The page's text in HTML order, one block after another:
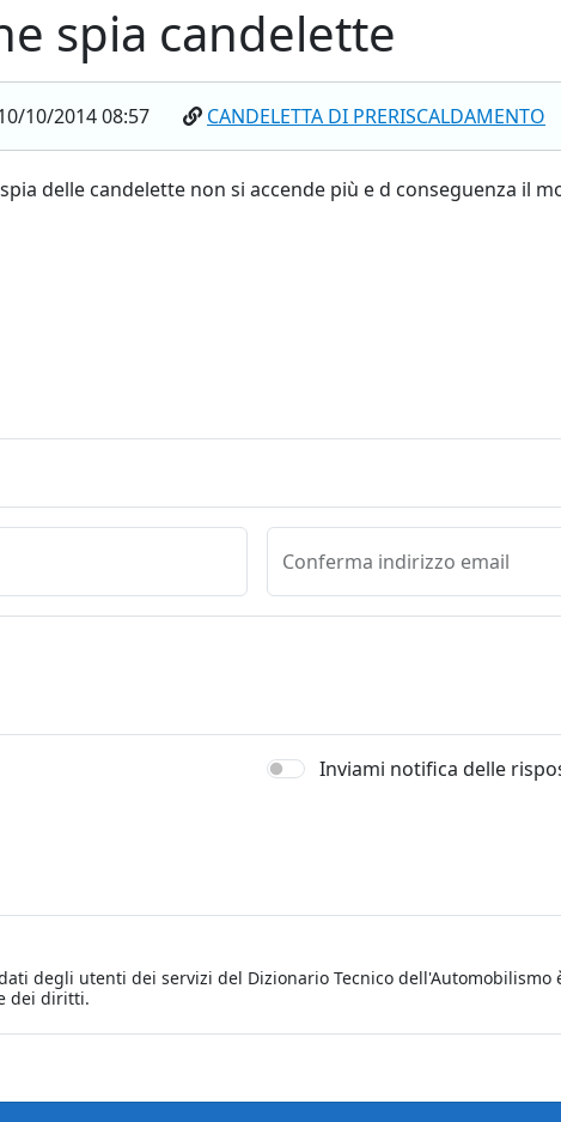
spia candelette
10/2014 08:57 CANDELETTA DI PRERISCALDAMENTO
delle candelette non si accende più e d conseguenza il
Conferma indirizzo email
Inviami notifica delle